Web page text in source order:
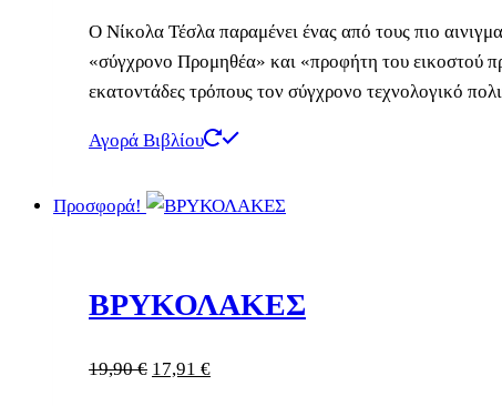
was:
10,50 €.
τιμή
είναι:
8,92 €.
Ο Νίκολα Τέσλα παραμένει ένας από τους πιο
«σύγχρονο Προμηθέα» και «προφήτη του εικοστού
εκατοντάδες τρόπους τον σύγχρονο τεχνολογικό
Αγορά Βιβλίου
Προσφορά!
ΒΡΥΚΟΛΑΚΕΣ
19,90€ Original
17,91 €Η